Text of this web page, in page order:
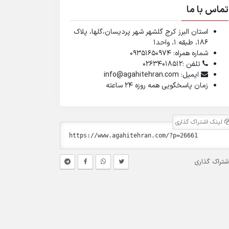
تماس با ما
استان البرز کرج گلشهر شهر پردیسان،گلها، پلاک
۱۸۶، طبقه ۱، واحد1
شماره همراه: 09351650974
تلفن :02634018512
ایمیل: info@agahitehran.com
زمان پاسخگویی همه روزه 24 ساعته
لینک اشتراک گذاری
گذاری